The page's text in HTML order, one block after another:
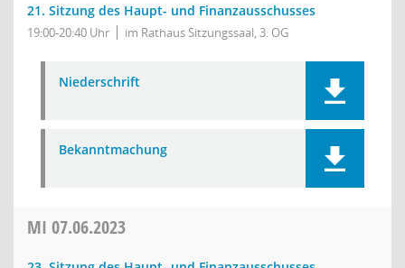
21. Sitzung des Haupt- und Finanzausschusses
19:00-20:40 Uhr im Rathaus Sitzungssaal, 3. OG
Niederschrift
Bekanntmachung
MI 07.06.2023